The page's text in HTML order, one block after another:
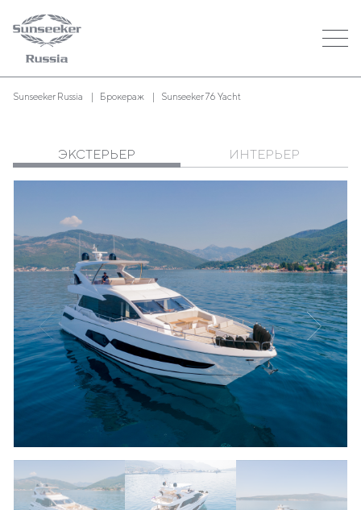
Sunseeker Russia Брокераж Sunseeker 76 Yacht
ЭКСТЕРЬЕР ИНТЕРЬЕР